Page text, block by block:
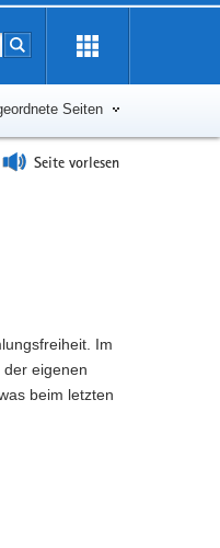
Suchbegriff
Suche starten
Seiten
Seite vorlesen
Im
eigenen
beim letzten